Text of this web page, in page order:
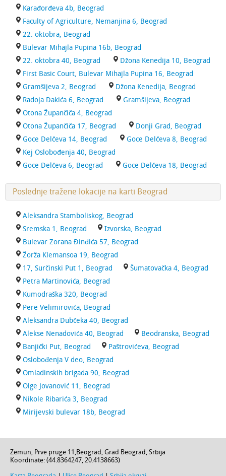
Karađorđeva 4b, Beograd
Faculty of Agriculture, Nemanjina 6, Beograd
22. oktobra, Beograd
Bulevar Mihajla Pupina 16b, Beograd
22. oktobra 40, Beograd
Džona Kenedija 10, Beograd
First Basic Court, Bulevar Mihajla Pupina 16, Beograd
Gramšijeva 2, Beograd
Džona Kenedija, Beograd
Radoja Dakića 6, Beograd
Gramšijeva, Beograd
Otona Župančiča 4, Beograd
Otona Župančiča 17, Beograd
Donji Grad, Beograd
Goce Delčeva 14, Beograd
Goce Delčeva 8, Beograd
Kej Oslobođenja 40, Beograd
Goce Delčeva 6, Beograd
Goce Delčeva 18, Beograd
Poslednje tražene lokacije na karti Beograd
Aleksandra Stamboliskog, Beograd
Sremska 1, Beograd
Izvorska, Beograd
Bulevar Zorana Đinđića 57, Beograd
Žorža Klemansoa 19, Beograd
17, Surčinski Put 1, Beograd
Šumatovačka 4, Beograd
Petra Martinovića, Beograd
Kumodraška 320, Beograd
Pere Velimirovića, Beograd
Aleksandra Dubčeka 40, Beograd
Alekse Nenadovića 40, Beograd
Beodranska, Beograd
Banjički Put, Beograd
Paštrovićeva, Beograd
Oslobođenja V deo, Beograd
Omladinskih brigada 90, Beograd
Olge Jovanović 11, Beograd
Nikole Ribarića 3, Beograd
Mirijevski bulevar 18b, Beograd
Zemun, Prve pruge 11 ,Beograd, Grad Beograd, Srbija
Koordinate: (44.8364247, 20.4138663)